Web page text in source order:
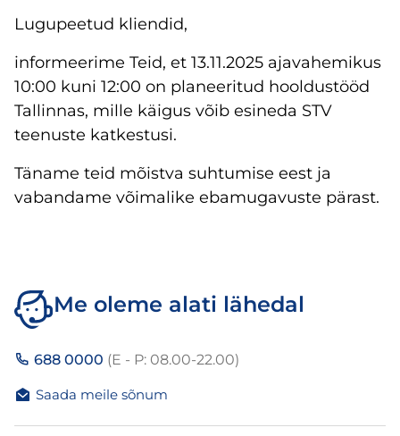
Abi
Pood
Kontaktid
Uudised
Lugupeetud kliendid,
informeerime Teid, et 13.11.2025 ajavahemikus
10:00 kuni 12:00 on planeeritud hooldustööd
Tallinnas, mille käigus võib esineda STV
teenuste katkestusi.
Täname teid mõistva suhtumise eest ja
vabandame võimalike ebamugavuste pärast.
Me oleme alati lähedal
688 0000 (E - P: 08.00-22.00)
Saada meile sõnum